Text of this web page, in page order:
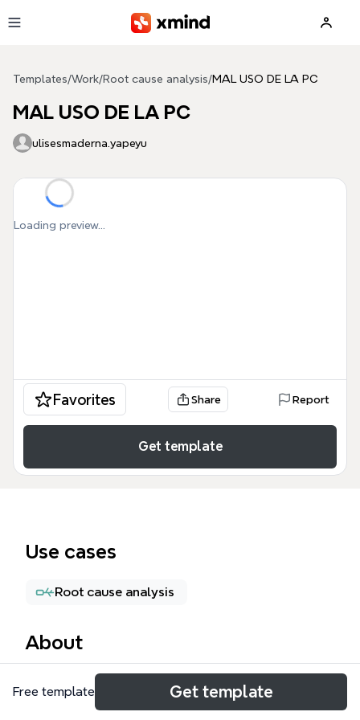
Templates/Work/Root cause analysis/MAL USO DE LA PC
MAL USO DE LA PC
ulisesmaderna.yapeyu
Loading preview...
Favorites Share Report
Get template
Use cases
Root cause analysis
About
El mapa mental 'MAL USO DE LA PC' de Xmind
aborda los problemas físicos y sociales derivados
Free template Get template